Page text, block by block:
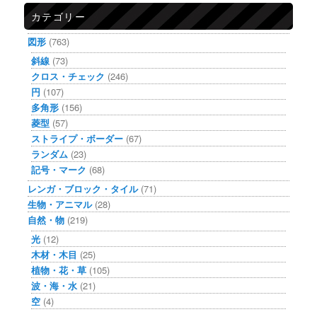
カテゴリー
図形 (763)
斜線 (73)
クロス・チェック (246)
円 (107)
多角形 (156)
菱型 (57)
ストライプ・ボーダー (67)
ランダム (23)
記号・マーク (68)
レンガ・ブロック・タイル(71)
生物・アニマル(28)
自然・物 (219)
光 (12)
木材・木目 (25)
植物・花・草 (105)
波・海・水 (21)
空 (4)